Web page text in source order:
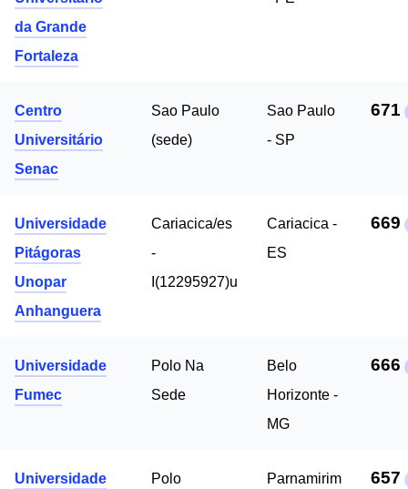
da Grande
Fortaleza
Centro
Universitário
Senac
Sao Paulo
(sede)
Sao Paulo
- SP
671
Universidade
Pitágoras
Unopar
Anhanguera
Cariacica/es
-
I(12295927)u
Cariacica -
ES
669
Universidade
Fumec
Polo Na
Sede
Belo
Horizonte -
MG
666
Universidade
Polo
Parnamirim
657